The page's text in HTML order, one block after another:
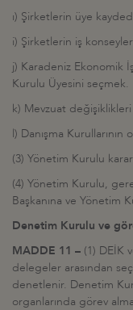
ı) Şirketlerin üye
i) Şirketlerin iş
j) Karadeniz Ekonomik
Kurulu Üyesini seçmek.
k) Mevzuat
l) Danışma
(3) Yönetim Kurulu
(4) Yönetim Kurulu,
Başkanına ve Yönetim
Denetim Kurulu ve
MADDE 11 – (1) DEİK
delegeler arasından
denetlenir. Denetim
organlarında görev